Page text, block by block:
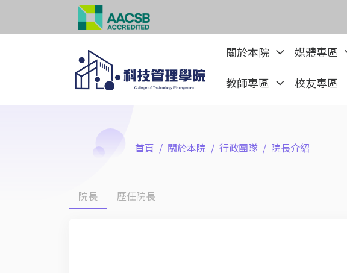
關於本院 媒體專區
教師專區
校友專區
首頁 關於本院 行政團隊 院長介紹
院長 歷任院長